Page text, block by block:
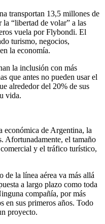
transportan 13,5 millones de
la “libertad de volar” a las
vuela por Flybondi. El
turismo, negocios,
la economía.
la inclusión con más
que antes no pueden usar el
alrededor del 20% de sus
vida.
económica de Argentina, la
Afortunadamente, el tamaño
y el tráfico turístico,
la línea aérea va más allá
a largo plazo como toda
compañía, por más
en sus primeros años. Todo
proyecto.